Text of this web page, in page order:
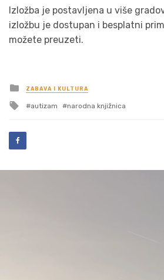
Izložba je postavljena u više
izložbu je dostupan i besplatni
možete preuzeti.
Posted
in
ZABAVA I KULTURA
Tagged
autizam narodna knjižnica